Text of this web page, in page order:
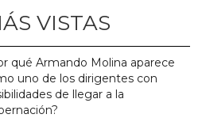
VISTAS
qué Armando Molina aparece
uno de los dirigentes con
de llegar a la